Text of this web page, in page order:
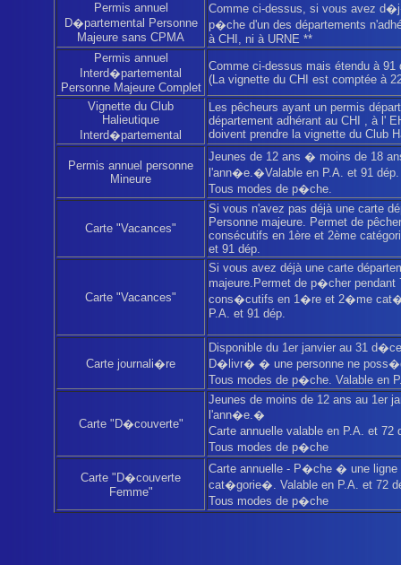
Permis annuel
D�partemental Personne
Majeure sans CPMA
Comme ci-dessus, si vous avez
p�che d'un des départements
à CHI, ni à URNE **
Permis annuel
Interd�partemental
Personne Majeure Complet
Comme ci-dessus mais étendu à 91
(La vignette du CHI est comptée à
Vignette du Club
Halieutique
Interd�partemental
Les pêcheurs ayant un permis
département adhérant au CHI , à l'
doivent prendre la vignette du Club
Permis annuel personne
Mineure
Jeunes de 12 ans � moins de 18
l'ann�e.�Valable en P.A. et 91 dép.
Tous modes de p�che.
Carte "Vacances"
Si vous n'avez pas déjà une carte
Personne majeure. Permet de
consécutifs en 1ère et 2ème
et 91 dép.
Carte "Vacances"
Si vous avez déjà une carte
majeure.Permet de p�cher pendant
cons�cutifs en 1�re et 2�me
P.A. et 91 dép.
Carte journali�re
Disponible du 1er janvier au 31
D�livr� � une personne ne
Tous modes de p�che. Valable en
Carte "D�couverte"
Jeunes de moins de 12 ans au 1er
l'ann�e.�
Carte annuelle valable en P.A. et
Tous modes de p�che
Carte "D�couverte
Femme"
Carte annuelle - P�che � une
cat�gorie�. Valable en P.A. et 72
Tous modes de p�che